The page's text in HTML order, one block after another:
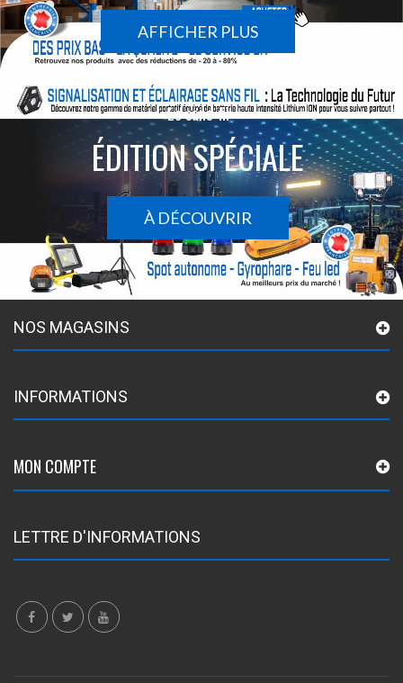
AFFICHER PLUS
Le sans-fil
ÉDITION SPÉCIALE
À DÉCOUVRIR
NOS MAGASINS
INFORMATIONS
MON COMPTE
LETTRE D'INFORMATIONS